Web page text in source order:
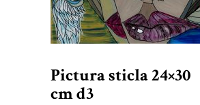
Pictura sticla 24×30
cm d3